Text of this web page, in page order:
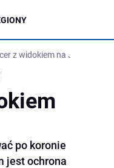
z widokiem na Jezioro
po koronie
jest ochrona